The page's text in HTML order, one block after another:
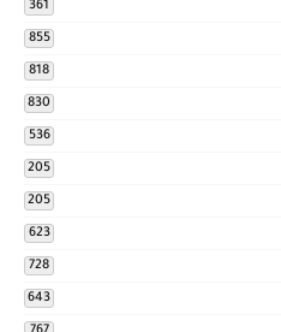
361
855
818
830
536
205
205
623
728
643